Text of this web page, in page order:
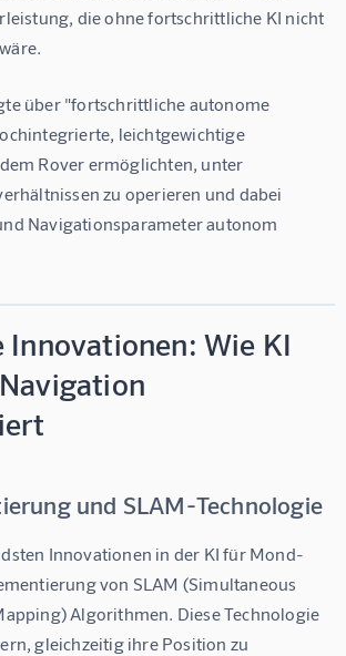
die ohne fortschrittliche KI nicht
über "fortschrittliche autonome
leichtgewichtige
Rover ermöglichten, unter
zu operieren und dabei
Navigationsparameter autonom
Innovationen: Wie KI
und SLAM-Technologie
Innovationen in der KI für Mond-
von SLAM (Simultaneous
Algorithmen. Diese Technologie
gleichzeitig ihre Position zu